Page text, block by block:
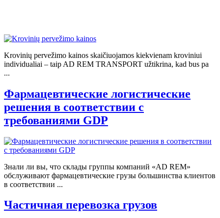
Krovinių pervežimo kainos skaičiuojamos kiekvienam kroviniui
individualiai – taip AD REM TRANSPORT užtikrina, kad bus pa
...
Фармацевтические логистические
решения в соответствии с
требованиями GDP
Знали ли вы, что склады группы компаний «AD REM»
обслуживают фармацевтические грузы большинства клиентов
в соответствии ...
Частичная перевозка грузов